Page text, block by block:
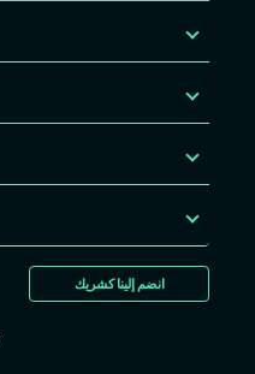
انضم إلينا كشريك